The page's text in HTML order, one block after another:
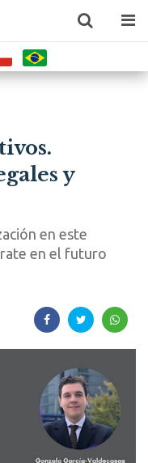
y
en este
en el futuro